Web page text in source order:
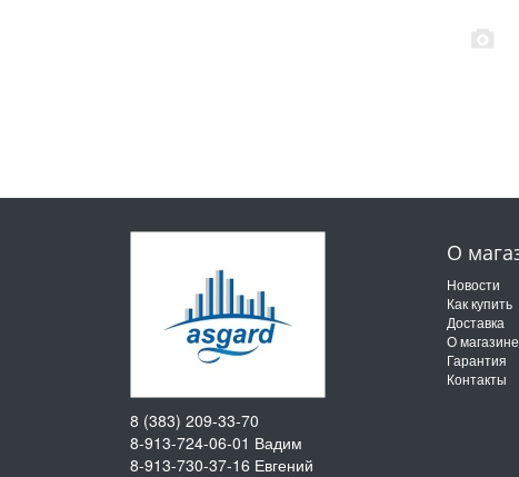
О
Новости
Как купить
Доставка
О магазине
Гарантия
Контакты
8 (383) 209-33-70
8-913-724-06-01 Вадим
8-913-730-37-16 Евгений